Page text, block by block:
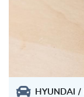
HYUNDAI